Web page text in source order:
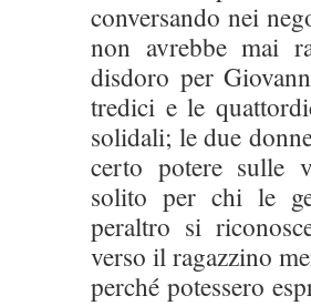
conversando nei
non avrebbe mai
disdoro per
tredici e le
solidali; le due
certo potere sulle
solito per chi le
peraltro si
verso il ragazzino
perché potessero